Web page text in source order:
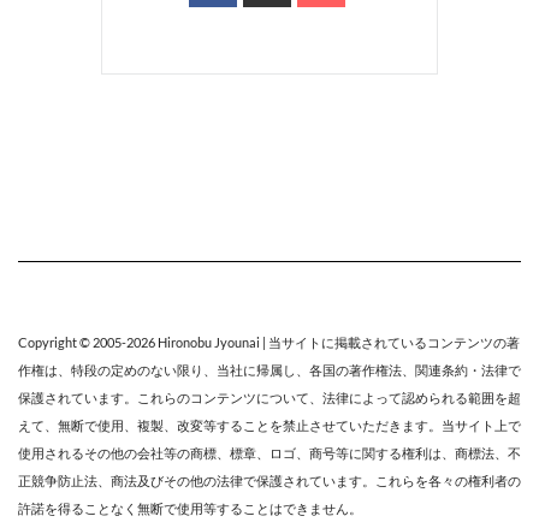
Copyright © 2005-2026 Hironobu Jyounai | 当サイトに掲載されているコンテンツの著
作権は、特段の定めのない限り、 当社に帰属し、各国の著作権法、関連条約・法律で
保護されています。これらのコンテンツについて、法律によって認められる範囲を超
えて、無断で使用、複製、改変等することを禁止させていただきます。当サイト上で
使用されるその他の会社等の商標、標章、ロゴ、商号等に関する権利は、商標法、不
正競争防止法、商法及びその他の法律で保護されています。これらを各々の権利者の
許諾を得ることなく無断で使用等することはできません。